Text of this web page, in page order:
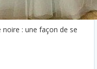
: une façon de se